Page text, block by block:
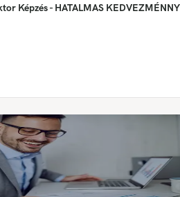
Képzés - HATALMAS